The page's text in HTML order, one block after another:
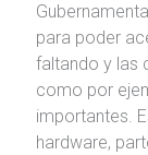
para poder
faltando y las
como por
importantes.
hardware,